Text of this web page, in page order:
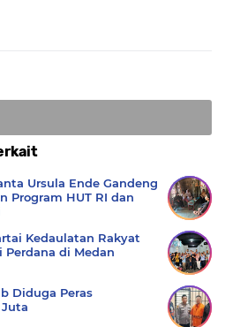
Ursula Ende Gandeng
Program HUT RI dan
Kedaulatan Rakyat
di Medan
Diduga Peras